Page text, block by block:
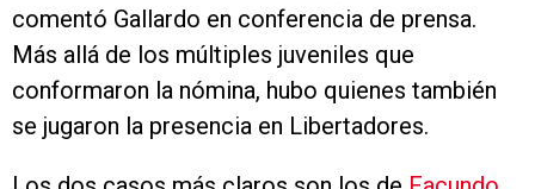
comentó Gallardo en conferencia de prensa.
Más allá de los múltiples juveniles que
conformaron la nómina, hubo quienes también
se jugaron la presencia en Libertadores.